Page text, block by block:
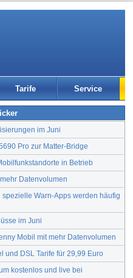
Tarife Service
im Juni
Pro zur Matter-Bridge
in Betrieb
Datenvolumen
Warn-Apps werden häufig
im Juni
Mobil mit mehr Datenvolumen
und DSL Tarife für 29,99 Euro
kostenlos und live bei